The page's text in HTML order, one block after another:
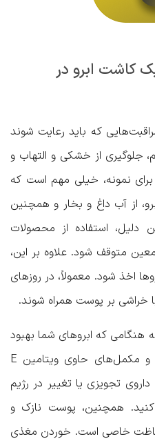
کاشت ابرو در
که باید رعایت شوند
جلوگیری از خشکی و التهاب و
نمونه، خیلی مهم است که
از آب داغ و بخار و همچنین
دلیل، استفاده از محصولات
متوقف شود. علاوه بر این،
اخذ شود. معمولاً، در روزهای
خراشی بر پوست همراه شوند.
هنگامی که ابروهای شما بهبود
می‌یابند، از خوردن مواد غذایی و مکمل‌های حاوی ویتامین E
تجویزی یا تغییر در رژیم
همچنین، پوست نازک و
خاصی است. خوردن مغذی